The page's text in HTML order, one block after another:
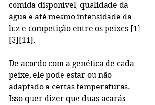
comida disponível, qualidade da
água e até mesmo intensidade da
luz e competição entre os peixes [1]
[3][11].
De acordo com a genética de cada
peixe, ele pode estar ou não
adaptado a certas temperaturas.
Isso quer dizer que duas acarás